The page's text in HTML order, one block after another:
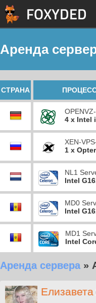
Аренда
СТРАНА
4 x Intel
XEN-
1 x
NL1
Intel
MD0
Intel
MD1
Intel
Аренда сервера»
Елизавета